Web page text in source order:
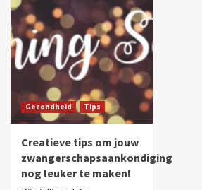
Gezondheid Tips
Creatieve tips om jouw
zwangerschapsaankondiging
nog leuker te maken!